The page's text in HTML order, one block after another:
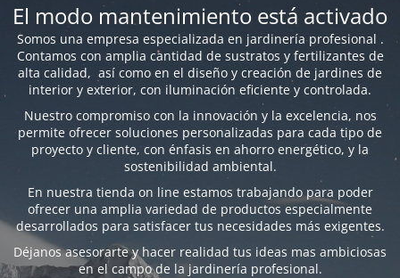
El modo mantenimiento está activado
Somos una empresa especializada en jardinería profesional .
Contamos con amplia cantidad de sustratos y fertilizantes de
alta calidad, así como en el diseño y creación de jardines de
interior y exterior, con iluminación eficiente y controlada.
Nuestro compromiso con la innovación y la excelencia, nos
permite ofrecer soluciones personalizadas para cada tipo de
proyecto y cliente, con énfasis en ahorro energético, y la
sostenibilidad ambiental.
En nuestra tienda on line estamos trabajando para poder
ofrecer una amplia variedad de productos especialmente
desarrollados para satisfacer tus necesidades más exigentes.
Déjanos asesorarte y hacer realidad tus ideas mas ambiciosas
en el campo de la jardinería profesional.